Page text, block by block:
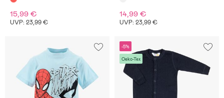
15,99 €
UVP: 23,99 €
14,99 €
UVP: 23,99 €
-5%
Oeko-Tex